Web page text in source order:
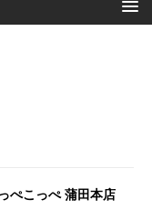
ぺこっぺ 蒲田本店